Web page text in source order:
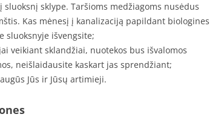
sklype. Taršioms medžiagoms nusėdus
Kas mėnesį į kanalizaciją papildant biologines
sluoksnyje išvengsite;
veikiant sklandžiai, nuotekos bus išvalomos
neišlaidausite kaskart jas sprendžiant;
Jūs ir Jūsų artimieji.